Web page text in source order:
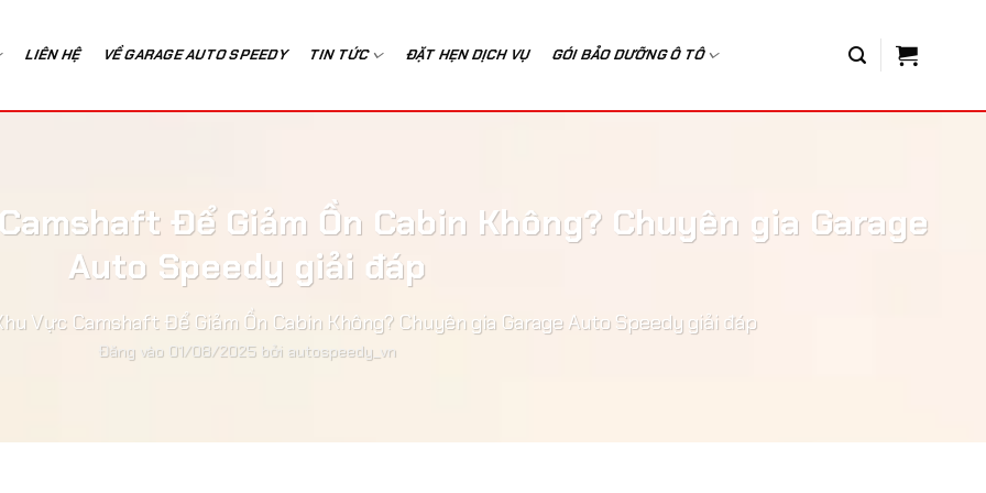
LIÊN HỆ VỀ GARAGE AUTO SPEEDY TIN TỨC ĐẶT HẸN DỊCH VỤ GÓI BẢO DƯỠNG Ô TÔ
Để Giảm Ồn Cabin Không? Chuyên gia Garage
Auto Speedy giải đáp
Vực Camshaft Để Giảm Ồn Cabin Không? Chuyên gia Garage Auto Speedy giải đáp
Đăng vào 01/08/2025 bởi autospeedy_vn